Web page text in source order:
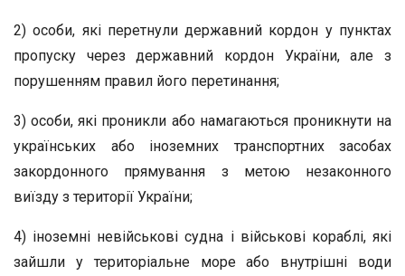
2) особи, які перетнули державний кордон у пунктах
пропуску через державний кордон України, але з
порушенням правил його перетинання;
3) особи, які проникли або намагаються проникнути на
українських або іноземних транспортних засобах
закордонного прямування з метою незаконного
виїзду з території України;
4) іноземні невійськові судна і військові кораблі, які
зайшли у територіальне море або внутрішні води